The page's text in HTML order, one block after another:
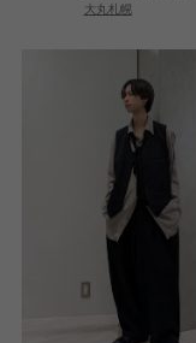
大丸札幌